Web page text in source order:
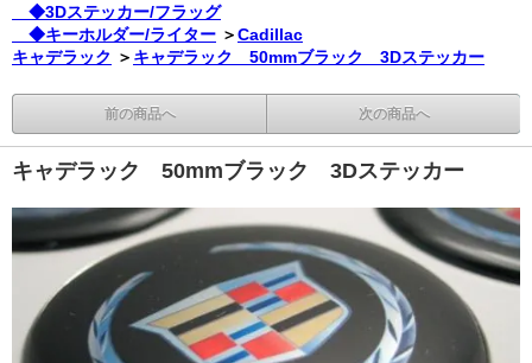
◆3Dステッカー/フラッグ
◆キーホルダー/ライター ＞Cadillac
キャデラック ＞ キャデラック 50mmブラック 3Dステッカー
前の商品へ 次の商品へ
キャデラック 50mmブラック 3Dステッカー